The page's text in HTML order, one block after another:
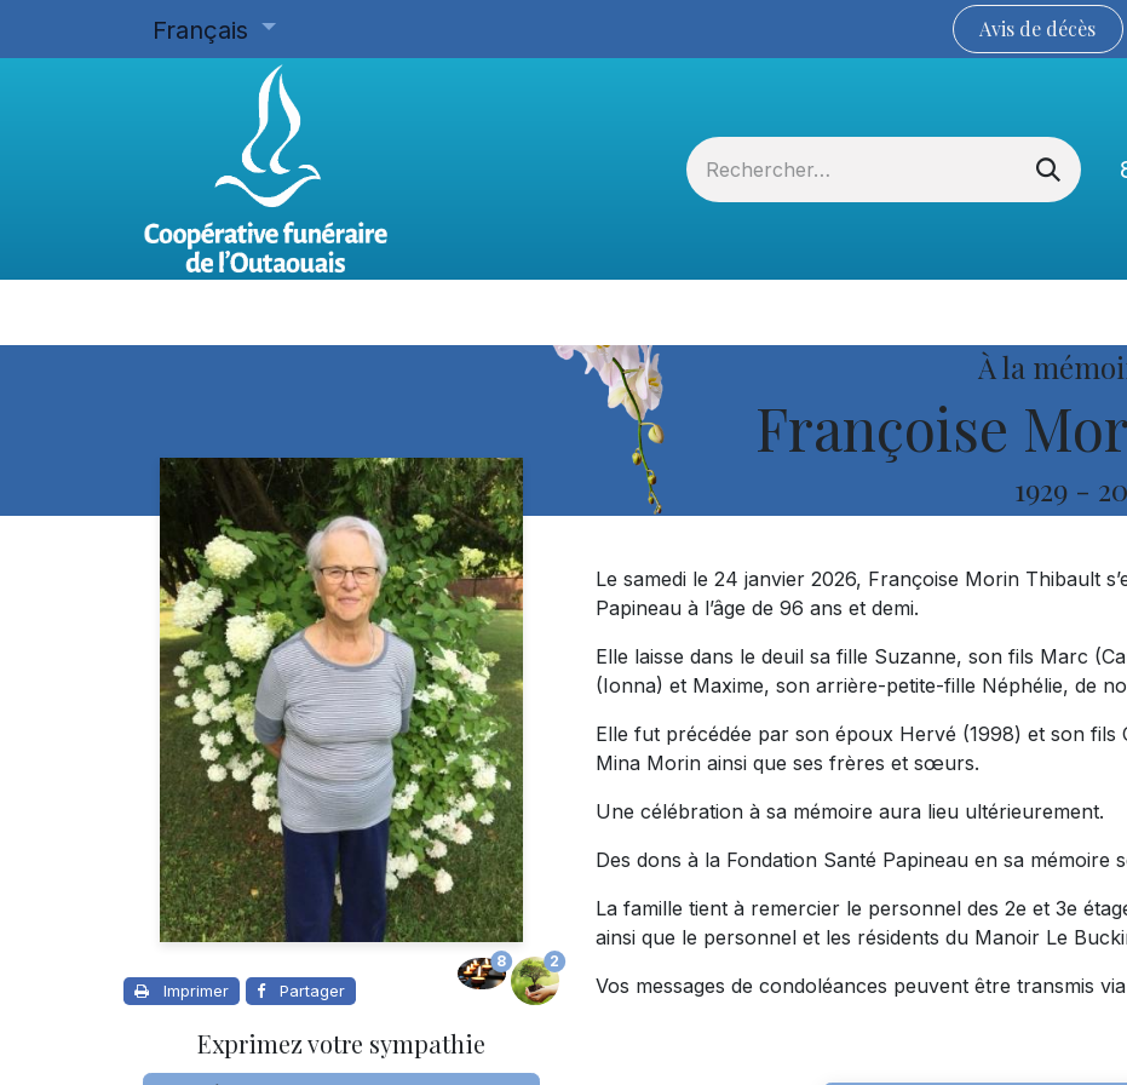
Français Avis de décès
À la
Françoise
1929 -
Imprimer Partager
8 2
Exprimez votre sympathie
Le samedi le 24 janvier 2026, Françoise Morin Thibault
Papineau à l’âge de 96 ans et demi.
Elle laisse dans le deuil sa fille Suzanne, son fils Marc
(Ionna) et Maxime, son arrière-petite-fille Néphélie, de
Elle fut précédée par son époux Hervé (1998) et son fils
Mina Morin ainsi que ses frères et sœurs.
Une célébration à sa mémoire aura lieu ultérieurement.
Des dons à la Fondation Santé Papineau en sa mémoire
La famille tient à remercier le personnel des 2e et 3e
ainsi que le personnel et les résidents du Manoir Le
Vos messages de condoléances peuvent être transmis